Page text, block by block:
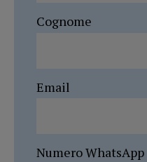
Cognome
Email
Numero WhatsApp